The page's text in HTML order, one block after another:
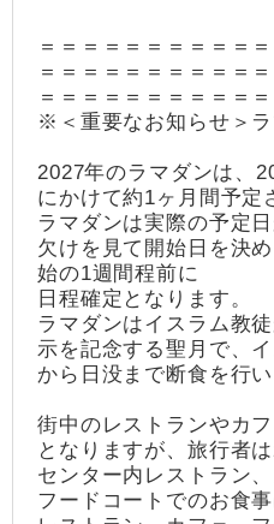
＝＝＝＝＝＝＝＝＝＝
＝＝＝＝＝＝＝＝＝＝
＝＝＝＝＝＝＝＝＝＝
※＜重要なお知らせ＞
2027年のラマダンは、
にかけて約1ヶ月間予定
ラマダンは実際の予定
欠けを見て開始日を決
始の1週間程前に
日程確定となります。
ラマダンはイスラム教
示を記念する聖月で、
から日没まで断食を行い
街中のレストランやカ
となりますが、旅行者
センター内レストラン、
フードコートでのお食